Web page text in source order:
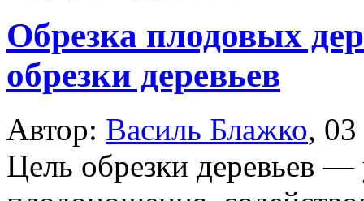
Обрезка плодовых
обрезки деревьев
Автор: Василь Блажко,
Цель обрезки деревьев —